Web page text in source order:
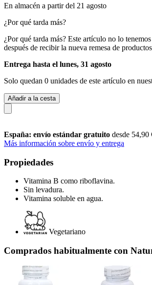
En almacén a partir del 21 agosto
¿Por qué tarda más?
¿Por qué tarda más? Este artículo no lo
después de recibir la nueva remesa de
Entrega hasta el lunes, 31 agosto
Solo quedan 0 unidades de este artículo en
Añadir a la cesta
España: envío estándar gratuito desde 54,90
Más información sobre envío y entrega
Propiedades
Vitamina B como riboflavina.
Sin levadura.
Vitamina soluble en agua.
Vegetariano
Comprados habitualmente con